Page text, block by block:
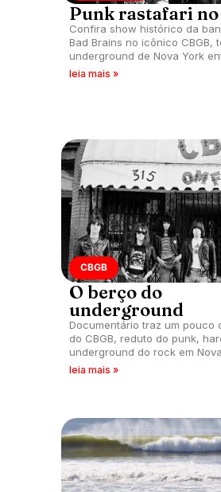
Punk rastafari no
Confira show histórico da
Bad Brains no icônico CBGB,
underground de Nova York
2006.
leia mais »
CBGB
O berço do
underground
Documentário traz um pouco
do CBGB, reduto do punk,
underground do rock em
anos 70, 80 e 90.
leia mais »